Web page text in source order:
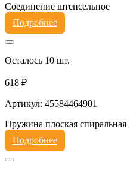
Соединение штепсельное
Подробнее
Осталось 10 шт.
618 ₽
Артикул: 45584464901
Пружина плоская спиральная
Подробнее